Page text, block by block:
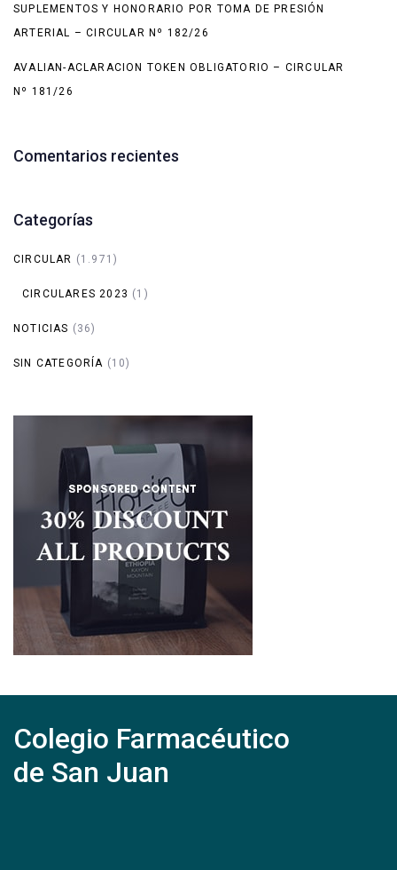
SUPLEMENTOS Y HONORARIO POR TOMA DE PRESIÓN
ARTERIAL – CIRCULAR Nº 182/26
AVALIAN-ACLARACION TOKEN OBLIGATORIO – CIRCULAR
Nº 181/26
Comentarios recientes
Categorías
CIRCULAR (1.971)
CIRCULARES 2023 (1)
NOTICIAS (36)
SIN CATEGORÍA (10)
Colegio Farmacéutico
de San Juan